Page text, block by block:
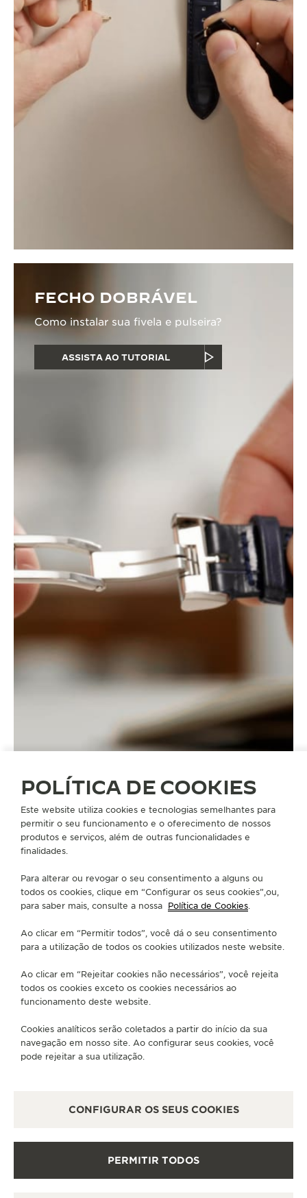
FECHO DOBRÁVEL
Como instalar sua fivela e pulseira?
ASSISTA AO TUTORIAL
PULSEIRAS
BRACELETE EM PELE DE BEZERRO PRETA QC07872C
IR PARA A PÁGINA DO INSTAGRAM DA
IR PARA A PÁGINA DO LINKEDIN DA
IR PARA A PÁGINA DO FACEBOOK
IR PARA A PÁGINA DO
IR PARA A PÁGINA DO
VÁ PARA A
SOBRE NÓS
SERVIÇOS
FALE CONOSCO
POLÍTICA DE COOKIES
Este website utiliza cookies e tecnologias semelhantes para
permitir o seu funcionamento e o oferecimento de nossos
produtos e serviços, além de outras funcionalidades e
finalidades.
Para alterar ou revogar o seu consentimento a alguns ou
todos os cookies, clique em “Configurar os seus cookies”,ou,
para saber mais, consulte a nossa Política de Cookies.
Ao clicar em “Permitir todos”, você dá o seu consentimento
para a utilização de todos os cookies utilizados neste website.
Ao clicar em “Rejeitar cookies não necessários”, você rejeita
todos os cookies exceto os cookies necessários ao
funcionamento deste website.
Cookies analíticos serão coletados a partir do início da sua
navegação em nosso site. Ao configurar seus cookies, você
pode rejeitar a sua utilização.
CONFIGURAR OS SEUS COOKIES
PERMITIR TODOS